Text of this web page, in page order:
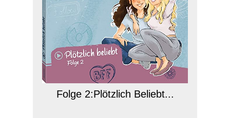
Folge 2:Plötzlich Beliebt...